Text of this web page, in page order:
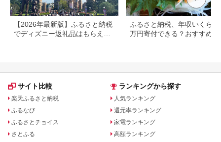
【2026年最新版】ふるさと納税
でディズニー返礼品はもらえ
ふるさと納税、年収いくらで
万円寄付できる？おすすめ返
サイト比較
楽天ふるさと納税
ふるなび
ふるさとチョイス
さとふる
ランキングから探す
人気ランキング
還元率ランキング
家電ランキング
高額ランキング